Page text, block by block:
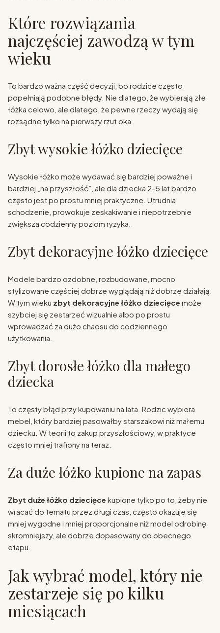
Które rozwiązania
najczęściej zawodzą w tym
wieku
To bardzo ważna część decyzji, bo rodzice często
popełniają podobne błędy. Nie dlatego, że wybierają złe
łóżka celowo, ale dlatego, że pewne rzeczy wydają się
rozsądne tylko na pierwszy rzut oka.
Zbyt wysokie łóżko dziecięce
Wysokie łóżko może wydawać się bardziej poważne i
bardziej „na przyszłość”, ale dla dziecka 2–5 lat bardzo
często jest po prostu mniej praktyczne. Utrudnia
schodzenie, prowokuje zeskakiwanie i niepotrzebnie
zwiększa codzienny poziom ryzyka.
Zbyt dekoracyjne łóżko dziecięce
Modele bardzo ozdobne, rozbudowane, mocno
stylizowane częściej dobrze wyglądają niż dobrze działają.
W tym wieku zbyt dekoracyjne łóżko dziecięce może
szybciej się zestarzeć wizualnie albo po prostu
wprowadzać za dużo chaosu do codziennego
użytkowania.
Zbyt dorosłe łóżko dla małego
dziecka
To częsty błąd przy kupowaniu na lata. Rodzic wybiera
mebel, który bardziej pasowałby starszakowi niż małemu
dziecku. W teorii to zakup przyszłościowy, w praktyce
często mniej trafiony na teraz.
Za duże łóżko kupione na zapas
Zbyt duże łóżko dziecięce kupione tylko po to, żeby nie
wracać do tematu przez długi czas, często okazuje się
mniej wygodne i mniej proporcjonalne niż model odrobinę
skromniejszy, ale dobrze dopasowany do obecnego
etapu.
Jak wybrać model, który nie
zestarzeje się po kilku
miesiącach